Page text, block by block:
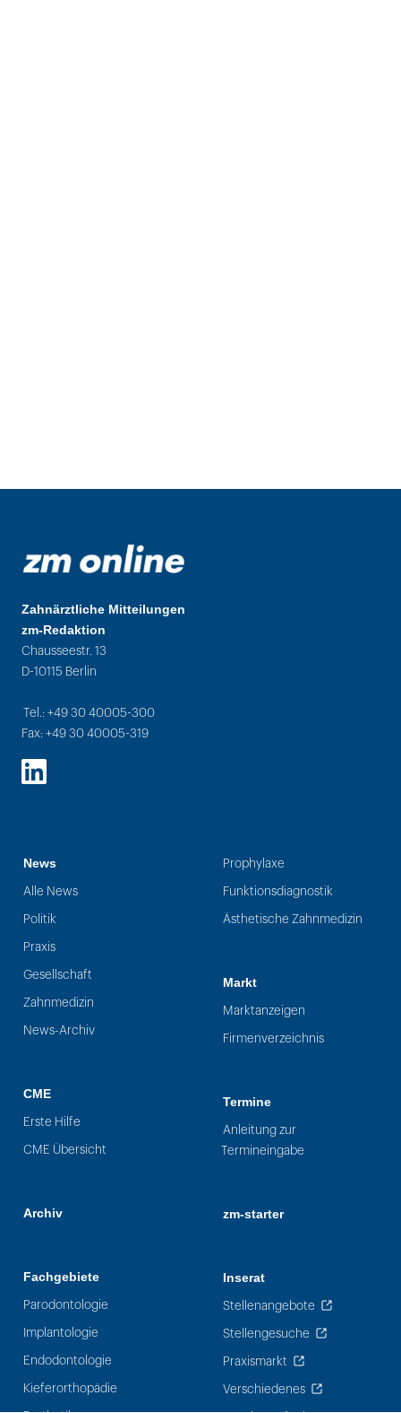
Zahnärztliche Mitteilungen
zm-Redaktion
Chausseestr. 13
D-10115 Berlin
Tel.: +49 30 40005-300
Fax: +49 30 40005-319
LinkedIn
News
Alle News
Politik
Praxis
Gesellschaft
Zahnmedizin
News-Archiv
CME
Erste Hilfe
CME Übersicht
Archiv
Fachgebiete
Parodontologie
Implantologie
Endodontologie
Kieferorthopädie
Prophylaxe
Funktionsdiagnostik
Ästhetische Zahnmedizin
Markt
Marktanzeigen
Firmenverzeichnis
Termine
Anleitung zur
Termineingabe
zm-starter
Inserat
Stellenangebote
Stellengesuche
Praxismarkt
Verschiedenes